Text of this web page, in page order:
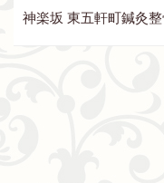
神楽坂 東五軒町鍼灸